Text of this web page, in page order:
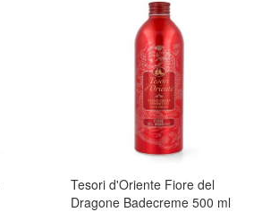
Tesori d'Oriente Fiore del
Dragone Badecreme 500 ml